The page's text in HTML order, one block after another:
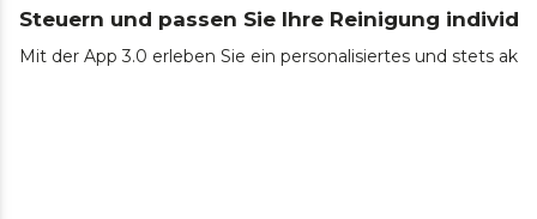
Steuern und passen Sie Ihre Reinigung
Mit der App 3.0 erleben Sie ein personalisiertes und stets